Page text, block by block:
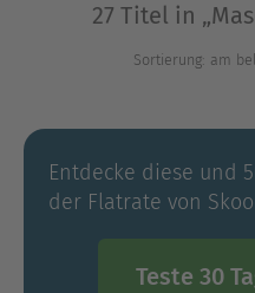
27 Titel in
Sortierung: am
Entdecke diese und
der Flatrate von
Teste 30